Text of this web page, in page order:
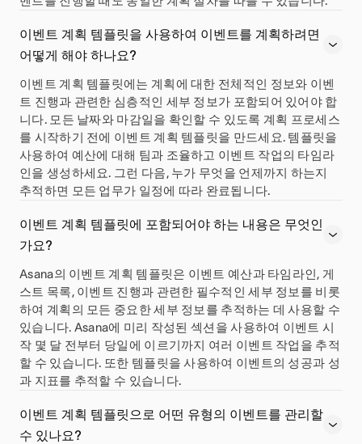
이벤트 계획 템플릿을 사용하여 이벤트를 계획하려면
어떻게 해야 하나요?
이벤트 계획 템플릿에는 계획에 대한 전체적인 정보와 이벤
트 진행과 관련한 심층적인 세부 정보가 포함되어 있어야 합
니다. 모든 날짜와 마감일을 확인할 수 있도록 계획 프로세스
를 시작하기 전에 이벤트 계획 템플릿을 만드세요. 템플릿을
사용하여 예산에 대해 팀과 조율하고 이벤트 작업의 타임라
인을 생성하세요. 그런 다음, 누가 무엇을 언제까지 하는지
추적하면 모든 업무가 일정에 따라 완료됩니다.
이벤트 계획 템플릿에 포함되어야 하는 내용은 무엇인
가요?
Asana의 이벤트 계획 템플릿은 이벤트 예산과 타임라인, 게
스트 목록, 이벤트 진행과 관련한 필수적인 세부 정보를 비롯
하여 계획의 모든 중요한 세부 정보를 추적하는 데 사용할 수
있습니다. Asana에 미리 작성된 섹션을 사용하여 이벤트 시
작 몇 달 전부터 당일에 이르기까지 여러 이벤트 작업을 추적
할 수 있습니다. 또한 템플릿을 사용하여 이벤트의 성공과 성
과 지표를 추적할 수 있습니다.
이벤트 계획 템플릿으로 어떤 유형의 이벤트를 관리할
수 있나요?